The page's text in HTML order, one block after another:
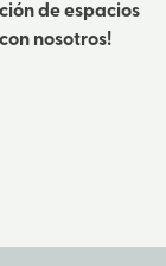
de espacios
nosotros!